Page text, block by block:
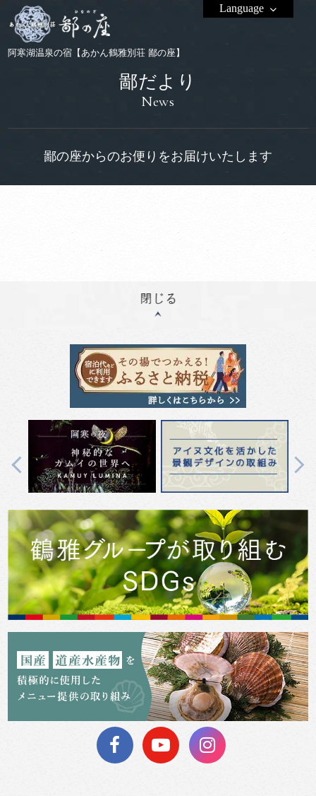
阿寒湖温泉の宿【あかん鶴雅別荘 鄙の座】
Language
鄙だより
News
鄙の座からのお便りをお届けいたします
Previous Next